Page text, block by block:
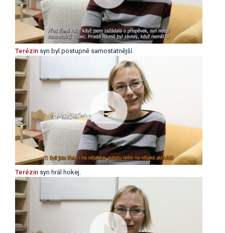
Terézin syn byl postupně samostatnější.
Terézin syn hrál hokej.